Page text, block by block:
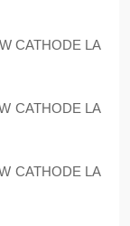
CATHODE LA
CATHODE LA
CATHODE LA